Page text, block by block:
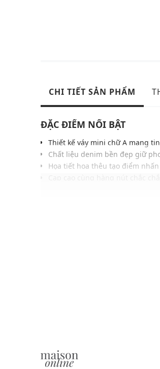
CHI TIẾT SẢN PHẨM
ĐẶC ĐIỂM NỔI BẬT
Thiết kế váy mini chữ A mang
Chất liệu denim bền đẹp giữ
Họa tiết hoa thêu tạo điểm